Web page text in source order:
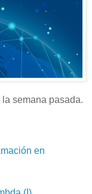
semana pasada.
en